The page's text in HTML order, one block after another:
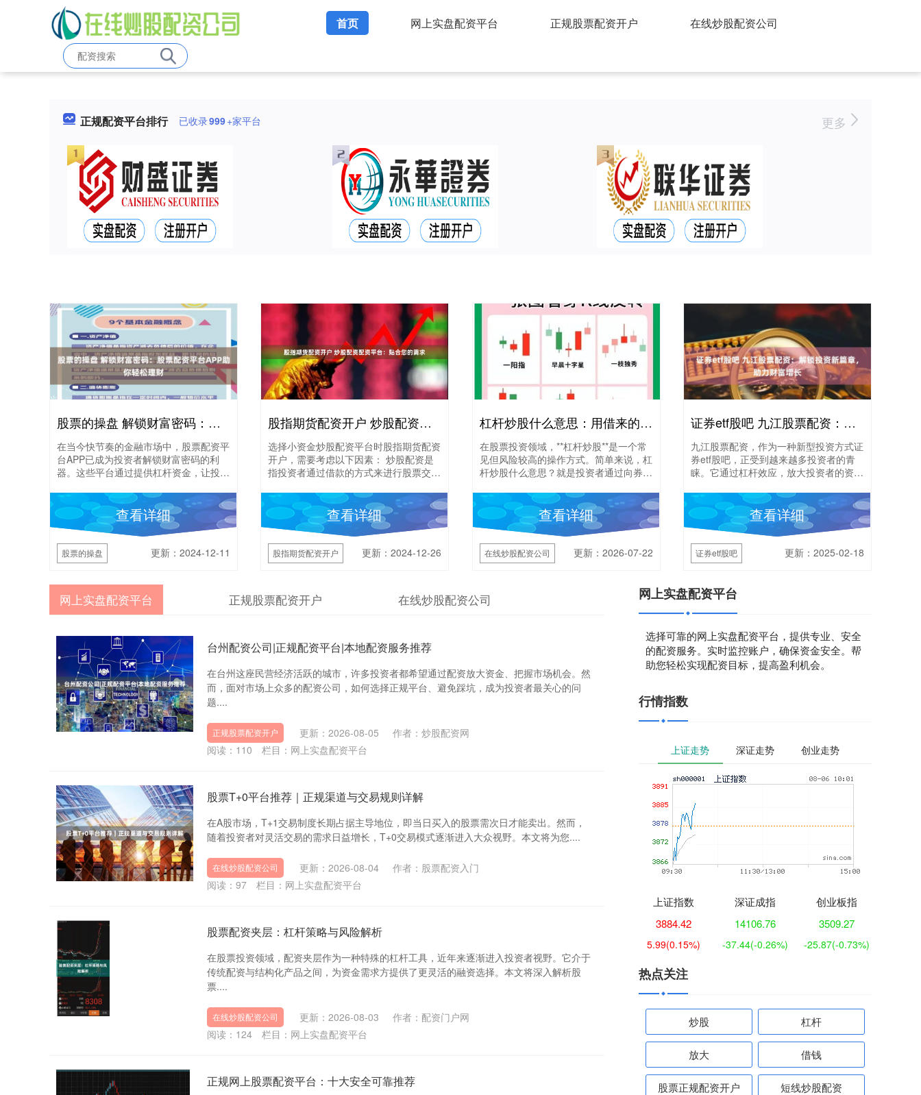
首页 网上实盘配资平台 正规股票配资开户 在线炒股配资公司
正规配资平台排行 已收录999+家平台 更多
股票的操盘 解锁财富密码：股票配资平台APP助你轻松理财
在当今快节奏的金融市场中，股票配资平
台APP已成为投资者解锁财富密码的利
器。这些平台通过提供杠杆资金，让投资
1. 风险管理：....
查看详细
股票的操盘 更新：2024-12-11
股指期货配资开户 炒股配资配资平台：贴合您的需求
选择小资金炒股配资平台时股指期货配资
开户，需要考虑以下因素： 炒股配资是
指投资者通过借款的方式来进行股票交
机构或公司。选择一....
查看详细
股指期货配资开户 更新：2024-12-26
杠杆炒股什么意思：用借来的钱放大买卖股票收益或亏损。
在股票投资领域，**杠杆炒股**是一个常
见但风险较高的操作方式。简单来说，杠
杆炒股什么意思？就是投资者通过向券商
资公司，....
查看详细
在线炒股配资公司 更新：2026-07-22
证券etf股吧 九江股票配资：解锁投资新篇章，助力财富增长
九江股票配资，作为一种新型投资方式证
券etf股吧，正受到越来越多投资者的青
睐。它通过杠杆效应，放大投资者的资金
证券账户，....
查看详细
证券etf股吧 更新：2025-02-18
网上实盘配资平台 正规股票配资开户 在线炒股配资公司
台州配资公司|正规配资平台|本地配资服务推荐
在台州这座民营经济活跃的城市，许多投资者都希望通过配资放大资金、把握市场机会。然
而，面对市场上众多的配资公司，如何选择正规平台、避免踩坑，成为投资者最关心的问
题....
正规股票配资开户 更新：2026-08-05
作者：炒股配资网
阅读： 110 栏目： 网上实盘配资平台
股票T+0平台推荐｜正规渠道与交易规则详解
在A股市场，T+1交易制度长期占据主导地位，即当日买入的股票需次日才能卖出。然而，
随着投资者对灵活交易的需求日益增长，T+0交易模式逐渐进入大众视野。本文将为您....
在线炒股配资公司 更新：2026-08-04
作者：股票配资入门
阅读： 97 栏目： 网上实盘配资平台
股票配资夹层：杠杆策略与风险解析
在股票投资领域，配资夹层作为一种特殊的杠杆工具，近年来逐渐进入投资者视野。它介于
传统配资与结构化产品之间，为资金需求方提供了更灵活的融资选择。本文将深入解析股
票....
在线炒股配资公司 更新：2026-08-03
作者：配资门户网
阅读： 124 栏目： 网上实盘配资平台
正规网上股票配资平台：十大安全可靠推荐
网上实盘配资平台
选择可靠的网上实盘配资平台，提供专业、安全
的配资服务。实时监控账户，确保资金安全。帮
助您轻松实现配资目标，提高盈利机会。
行情指数
上证走势 深证走势 创业走势
上证指数
3884.42
5.99(0.15%)
深证成指
14106.76
-37.44(-0.26%)
创业板指
3509.27
-25.87(-0.73%)
热点关注
炒股 杠杆
放大 借钱
股票正规配资开户 短线炒股配资